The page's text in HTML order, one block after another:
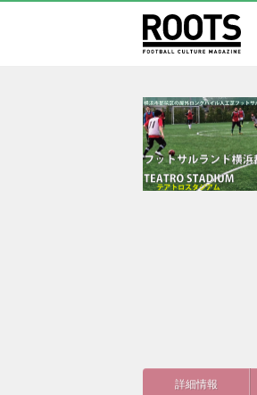
詳細情報